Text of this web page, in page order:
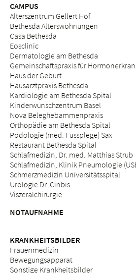
CAMPUS
Alterszentrum Gellert Hof
Bethesda Alterswohnungen
Casa Bethesda
Eosclinic
Dermatologie am Bethesda
Gemeinschaftspraxis für
Haus der Geburt
Hausarztpraxis Bethesda
Kardiologie am Bethesda Spital
Kinderwunschzentrum Basel
Nova Beleghebammenpraxis
Orthopädie am Bethesda Spital
Podologie (med. Fussplege) Sax
Restaurant Bethesda Spital
Schlafmedizin, Dr. med. Matthias Strub
Schlafmedizin, Klinik Pneumologie
Schmerzmedizin Universitätsspital
Urologie Dr. Cinbis
Viszeralchirurgie
NOTAUFNAHME
KRANKHEITSBILDER
Frauenmedizin
Bewegungsapparat
Sonstige Krankheitsbilder